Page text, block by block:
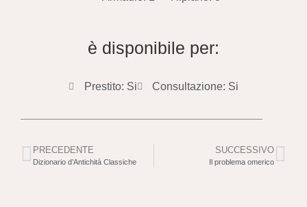
è disponibile per:
Prestito: Si Consultazione: Si
PRECEDENTE
Dizionario d’Antichità Classiche
SUCCESSIVO
Il problema omerico